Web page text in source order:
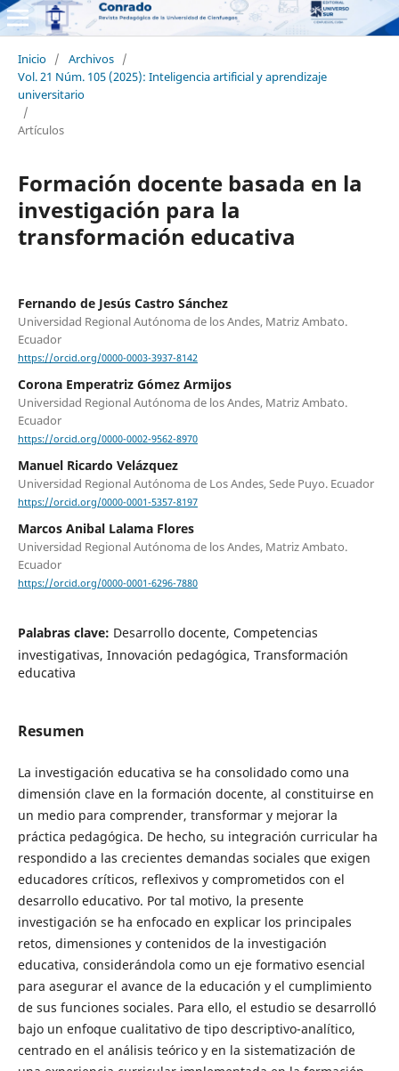
Inicio / Archivos /
Vol. 21 Núm. 105 (2025): Inteligencia artificial y aprendizaje
universitario
/
Artículos
Formación docente basada en la
investigación para la
transformación educativa
Fernando de Jesús Castro Sánchez
Universidad Regional Autónoma de los Andes, Matriz Ambato.
Ecuador
https://orcid.org/0000-0003-3937-8142
Corona Emperatriz Gómez Armijos
Universidad Regional Autónoma de los Andes, Matriz Ambato.
Ecuador
https://orcid.org/0000-0002-9562-8970
Manuel Ricardo Velázquez
Universidad Regional Autónoma de Los Andes, Sede Puyo. Ecuador
https://orcid.org/0000-0001-5357-8197
Marcos Anibal Lalama Flores
Universidad Regional Autónoma de los Andes, Matriz Ambato.
Ecuador
https://orcid.org/0000-0001-6296-7880
Palabras clave: Desarrollo docente, Competencias
investigativas, Innovación pedagógica, Transformación
educativa
Resumen
La investigación educativa se ha consolidado como una
dimensión clave en la formación docente, al constituirse en
un medio para comprender, transformar y mejorar la
práctica pedagógica. De hecho, su integración curricular ha
respondido a las crecientes demandas sociales que exigen
educadores críticos, reflexivos y comprometidos con el
desarrollo educativo. Por tal motivo, la presente
investigación se ha enfocado en explicar los principales
retos, dimensiones y contenidos de la investigación
educativa, considerándola como un eje formativo esencial
para asegurar el avance de la educación y el cumplimiento
de sus funciones sociales. Para ello, el estudio se desarrolló
bajo un enfoque cualitativo de tipo descriptivo-analítico,
centrado en el análisis teórico y en la sistematización de